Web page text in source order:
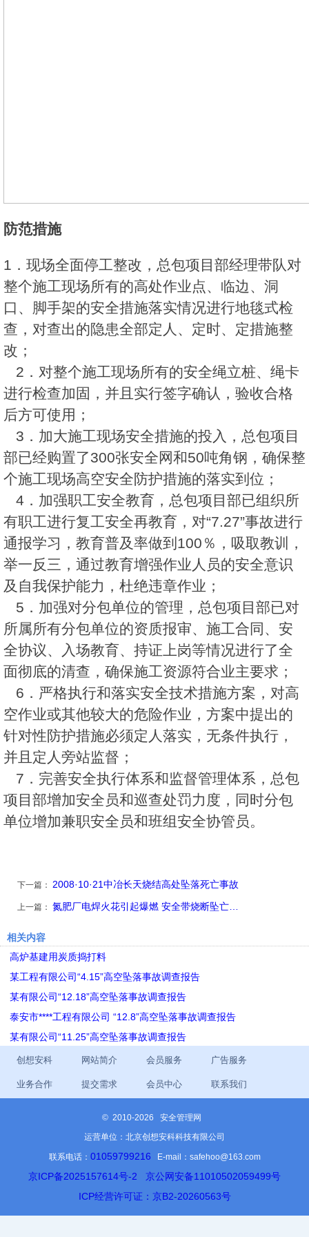
防范措施
1．现场全面停工整改，总包项目部经理带队对
整个施工现场所有的高处作业点、临边、洞
口、脚手架的安全措施落实情况进行地毯式检
查，对查出的隐患全部定人、定时、定措施整
改；
2．对整个施工现场所有的安全绳立桩、绳卡
进行检查加固，并且实行签字确认，验收合格
后方可使用；
3．加大施工现场安全措施的投入，总包项目
部已经购置了300张安全网和50吨角钢，确保整
个施工现场高空安全防护措施的落实到位；
4．加强职工安全教育，总包项目部已组织所
有职工进行复工安全再教育，对“7.27”事故进行
通报学习，教育普及率做到100％，吸取教训，
举一反三，通过教育增强作业人员的安全意识
及自我保护能力，杜绝违章作业；
5．加强对分包单位的管理，总包项目部已对
所属所有分包单位的资质报审、施工合同、安
全协议、入场教育、持证上岗等情况进行了全
面彻底的清查，确保施工资源符合业主要求；
6．严格执行和落实安全技术措施方案，对高
空作业或其他较大的危险作业，方案中提出的
针对性防护措施必须定人落实，无条件执行，
并且定人旁站监督；
7．完善安全执行体系和监督管理体系，总包
项目部增加安全员和巡查处罚力度，同时分包
单位增加兼职安全员和班组安全协管员。
下一篇： 2008·10·21中冶长天烧结高处坠落死亡事故
上一篇： 氮肥厂电焊火花引起爆燃 安全带烧断坠亡…
相关内容
高炉基建用炭质捣打料
某工程有限公司“4.15”高空坠落事故调查报告
某有限公司“12.18”高空坠落事故调查报告
泰安市****工程有限公司 “12.8”高空坠落事故调查报告
某有限公司“11.25”高空坠落事故调查报告
创想安科 网站简介 会员服务 广告服务
业务合作 提交需求 会员中心 联系我们
© 2010-2026 安全管理网
运营单位：北京创想安科科技有限公司
联系电话： 01059799216 E-mail：safehoo@163.com
京ICP备2025157614号-2
京公网安备11010502059499号
ICP经营许可证：京B2-20260563号